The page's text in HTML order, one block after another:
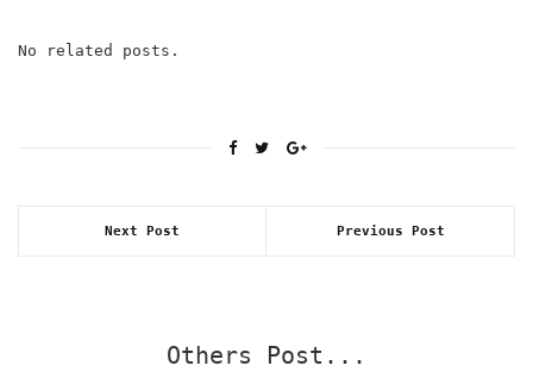
No related posts.
Next Post Previous Post
Others Post...